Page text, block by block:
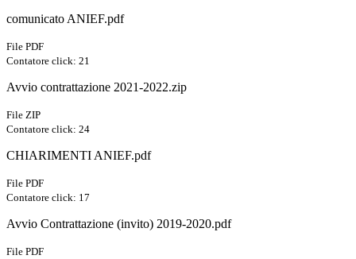
comunicato ANIEF.pdf
File PDF
Contatore click: 21
Avvio contrattazione 2021-2022.zip
File ZIP
Contatore click: 24
CHIARIMENTI ANIEF.pdf
File PDF
Contatore click: 17
Avvio Contrattazione (invito) 2019-2020.pdf
File PDF